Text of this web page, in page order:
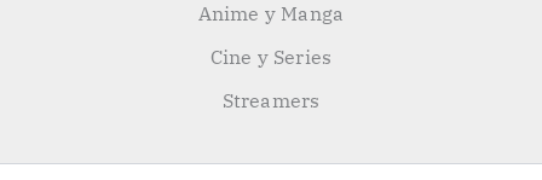
Anime y Manga
Cine y Series
Streamers